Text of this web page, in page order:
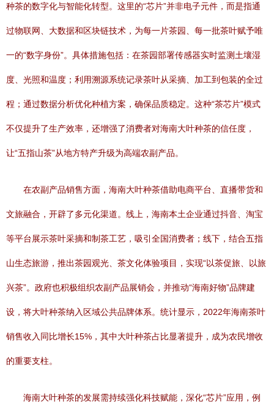
种茶的数字化与智能化转型。这里的“芯片”并非电子元件，而是指通
过物联网、大数据和区块链技术，为每一片茶园、每一批茶叶赋予唯
一的“数字身份”。具体措施包括：在茶园部署传感器实时监测土壤湿
度、光照和温度；利用溯源系统记录茶叶从采摘、加工到包装的全过
程；通过数据分析优化种植方案，确保品质稳定。这种“茶芯片”模式
不仅提升了生产效率，还增强了消费者对海南大叶种茶的信任度，
让“五指山茶”从地方特产升级为高端农副产品。
在农副产品销售方面，海南大叶种茶借助电商平台、直播带货和
文旅融合，开辟了多元化渠道。线上，海南本土企业通过抖音、淘宝
等平台展示茶叶采摘和制茶工艺，吸引全国消费者；线下，结合五指
山生态旅游，推出茶园观光、茶文化体验项目，实现“以茶促旅、以旅
兴茶”。政府也积极组织农副产品展销会，并推动“海南好物”品牌建
设，将大叶种茶纳入区域公共品牌体系。统计显示，2022年海南茶叶
销售收入同比增长15%，其中大叶种茶占比显著提升，成为农民增收
的重要支柱。
海南大叶种茶的发展需持续强化科技赋能，深化“芯片”应用，例